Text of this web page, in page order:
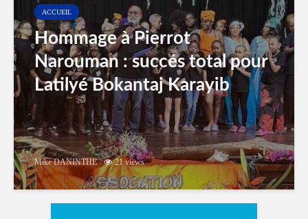
ACCUEIL
Hommage à Pierrot
Narouman : succés total pour
Latilyé Bokantaj Karayib
Mike DANINTHE 21 views